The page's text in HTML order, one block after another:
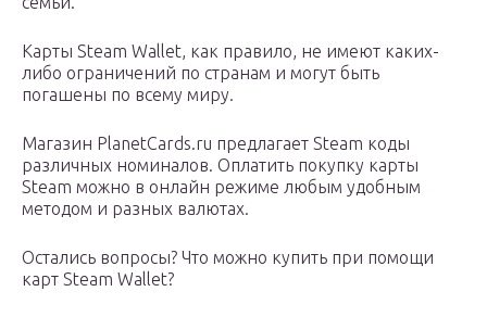
Карты Steam Wallet, как правило, не имеют каких-
либо ограничений по странам и могут быть
погашены по всему миру.
Магазин PlanetCards.ru предлагает Steam коды
различных номиналов. Оплатить покупку карты
Steam можно в онлайн режиме любым удобным
методом и разных валютах.
Остались вопросы? Что можно купить при помощи
карт Steam Wallet?